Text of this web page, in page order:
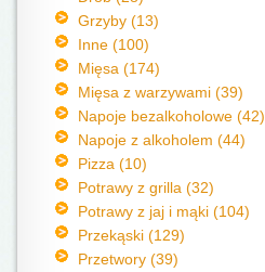
Grzyby (13)
Inne (100)
Mięsa (174)
Mięsa z warzywami (39)
Napoje bezalkoholowe (42)
Napoje z alkoholem (44)
Pizza (10)
Potrawy z grilla (32)
Potrawy z jaj i mąki (104)
Przekąski (129)
Przetwory (39)